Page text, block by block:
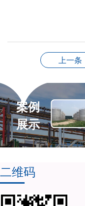
上一条
案例
展示
二维码